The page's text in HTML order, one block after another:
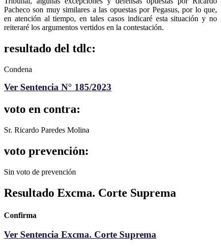
Pacheco son muy similares a las opuestas por Pegasus, por lo que,
en atención al tiempo, en tales casos indicaré esta situación y no
reiteraré los argumentos vertidos en la contestación.
resultado del tdlc:
Condena
Ver Sentencia N° 185/2023
voto en contra:
Sr. Ricardo Paredes Molina
voto prevención:
Sin voto de prevención
Resultado Excma. Corte Suprema
Confirma
Ver Sentencia Excma. Corte Suprema